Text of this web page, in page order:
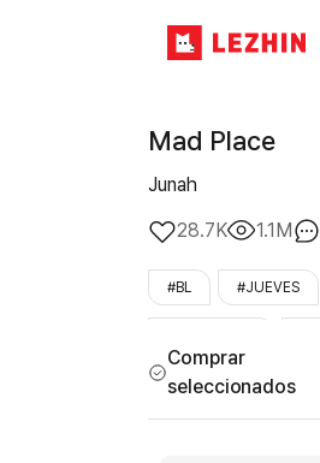
Mad Place
Junah
28.7K
1.1M
#BL #JUEVES
Comprar
seleccionados